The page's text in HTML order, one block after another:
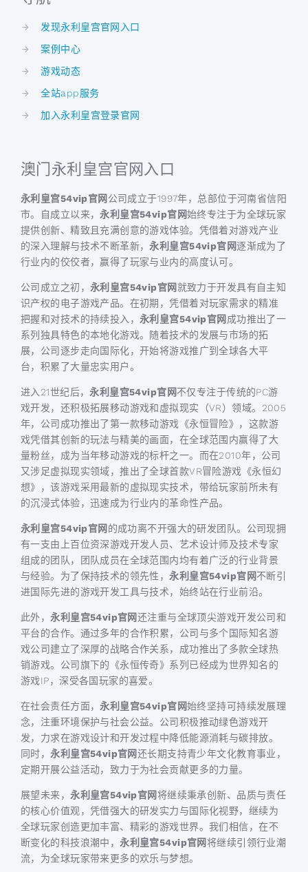
发现永利皇宫官网入口
案例中心
游戏动态
全站app服务
加入永利皇宫登录官网
澳门永利皇宫官网入口
永利皇宫54vip官网 公司成立于1997年，总部位于河南省信阳
市。自成立以来，永利皇宫54vip官网始终专注于为全球玩家
提供创新、精致且充满创意的游戏体验。凭借着对游戏产业
的深入理解与技术不断革新，永利皇宫54vip官网逐渐成为了
行业内的佼佼者，赢得了玩家与业内的高度认可。
公司成立之初， 永利皇宫54vip官网就致力于开发具有自主知
识产权的电子游戏产品。在初期，凭借着对玩家需求的精准
把握和对技术的持续投入，永利皇宫54vip官网 成功推出了一
系列独具特色的本地化游戏。随着技术的发展与市场的拓
展，公司逐步走向国际化，开始将游戏推广到全球各大平
台，积累了大量忠实用户。
进入21世纪后，永利皇宫54vip官网不仅专注于传统的PC游
戏开发，还积极拓展移动游戏和虚拟现实（VR）领域。2005
年，公司成功推出了第一款移动游戏《永恒冒险》，这款游
戏凭借其创新的玩法与精美的画面，在全球范围内赢得了大
量粉丝，成为当年移动游戏的标杆之一。而在2010年，公司
又涉足虚拟现实领域，推出了全球首款VR冒险游戏《永恒幻
想》，该游戏采用最新的虚拟现实技术，带给玩家前所未有
的沉浸式体验，迅速成为行业内的革命性产品。
永利皇宫54vip官网 的成功离不开强大的研发团队。公司现拥
有一支由上百位资深游戏开发人员、艺术设计师及技术专家
组成的团队，团队成员在全球范围内均有着广泛的行业背景
与经验。为了保持技术的领先性，永利皇宫54vip官网不断引
进国际先进的游戏开发工具与技术，始终站在行业前沿。
此外，永利皇宫54vip官网还注重与全球顶尖游戏开发公司和
平台的合作。通过多年的合作积累，公司与多个国际知名游
戏公司建立了深厚的战略合作关系，成功推出了多款全球热
销游戏。公司旗下的《永恒传奇》系列已经成为世界知名的
游戏IP，深受各国玩家的喜爱。
在社会责任方面，永利皇宫54vip官网始终坚持可持续发展理
念，注重环境保护与社会公益。公司积极推动绿色游戏开
发，力求在游戏设计和开发过程中降低能源消耗与碳排放。
同时，永利皇宫54vip官网还长期支持青少年文化教育事业，
定期开展公益活动，致力于为社会贡献更多的力量。
展望未来，永利皇宫54vip官网 将继续秉承创新、品质与责任
的核心价值观，凭借强大的研发实力与国际化视野，继续为
全球玩家创造更加丰富、精彩的游戏世界。我们相信，在不
断变化的科技浪潮中，永利皇宫54vip官网 将继续引领行业潮
流，为全球玩家带来更多的欢乐与梦想。